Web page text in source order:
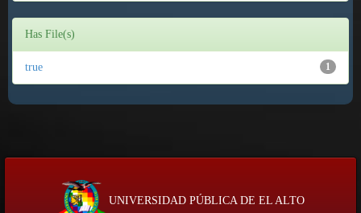
Has File(s)
1
true
UNIVERSIDAD PÚBLICA DE EL ALTO